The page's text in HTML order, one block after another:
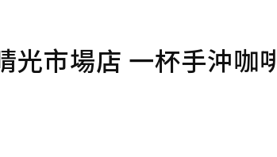
光市場店 一杯手沖咖